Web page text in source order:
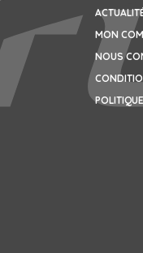
MON
NOUS